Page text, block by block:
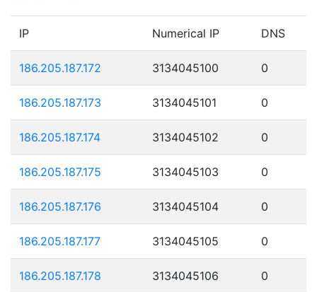
IP Numerical IP DNS
186.205.187.172 3134045100 0
186.205.187.173 3134045101 0
186.205.187.174 3134045102 0
186.205.187.175 3134045103 0
186.205.187.176 3134045104 0
186.205.187.177 3134045105 0
186.205.187.178 3134045106 0